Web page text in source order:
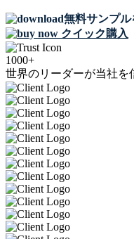
無料サンプ
クイック購入
1000+
世界のリーダーが当社を